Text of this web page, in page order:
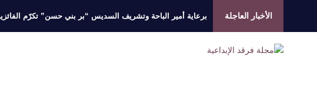
الأخبار العاجلة برعاية أمير الباحة وتشريف السديس “بر بني حسن” تكرّم